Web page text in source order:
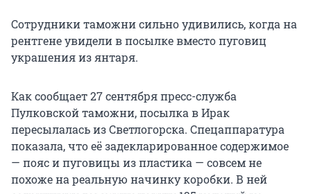
Сотрудники таможни сильно удивились, когда на
рентгене увидели в посылке вместо пуговиц
украшения из янтаря.
Как сообщает 27 сентября пресс-служба
Пулковской таможни, посылка в Ирак
пересылалась из Светлогорска. Спецаппаратура
показала, что её задекларированное содержимое
— пояс и пуговицы из пластика — совсем не
похоже на реальную начинку коробки. В ней